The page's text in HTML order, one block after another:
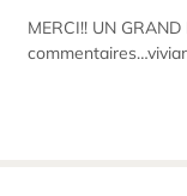
MERCI!! UN